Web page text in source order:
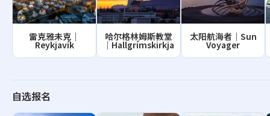
雷克雅未克｜
Reykjavík
哈尔格林姆斯教堂
｜Hallgrímskirkja
太阳航海者｜Sun
Voyager
自选报名